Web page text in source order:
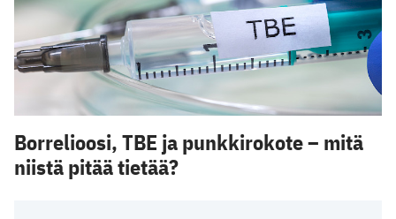
Borrelioosi, TBE ja punkkirokote – mitä
niistä pitää tietää?